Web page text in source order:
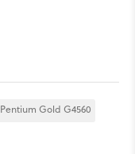
Pentium Gold G4560